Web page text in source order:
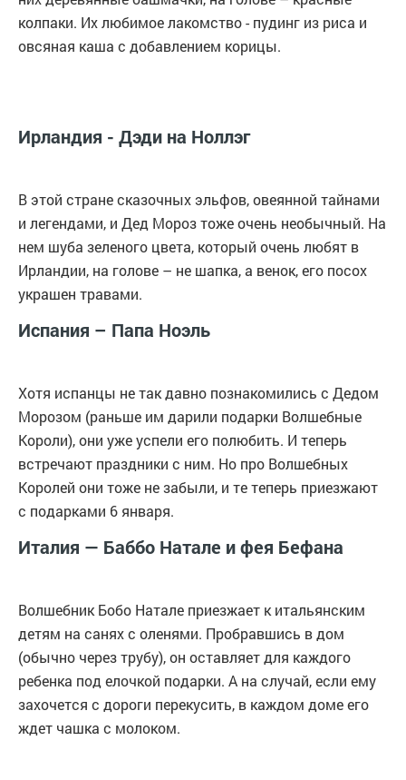
колпаки. Их любимое лакомство - пудинг из риса и
овсяная каша с добавлением корицы.
Ирландия - Дэди на Ноллэг
В этой стране сказочных эльфов, овеянной тайнами
и легендами, и Дед Мороз тоже очень необычный. На
нем шуба зеленого цвета, который очень любят в
Ирландии, на голове – не шапка, а венок, его посох
украшен травами.
Испания – Папа Ноэль
Хотя испанцы не так давно познакомились с Дедом
Морозом (раньше им дарили подарки Волшебные
Короли), они уже успели его полюбить. И теперь
встречают праздники с ним. Но про Волшебных
Королей они тоже не забыли, и те теперь приезжают
с подарками 6 января.
Италия — Баббо Натале и фея Бефана
Волшебник Бобо Натале приезжает к итальянским
детям на санях с оленями. Пробравшись в дом
(обычно через трубу), он оставляет для каждого
ребенка под елочкой подарки. А на случай, если ему
захочется с дороги перекусить, в каждом доме его
ждет чашка с молоком.